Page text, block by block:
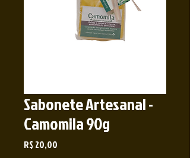
Sabonete Artesanal -
Camomila 90g
R$ 20,00